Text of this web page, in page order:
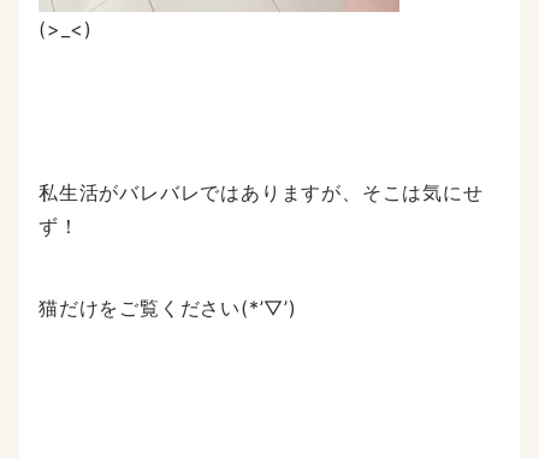
(>_<)
私生活がバレバレではありますが、そこは気にせ
ず！
猫だけをご覧ください(*’▽’)